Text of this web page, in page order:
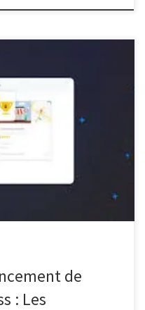
WordPress : Les
d’un site Web est
organique et augmenter sa
comme plateforme
de
: Les